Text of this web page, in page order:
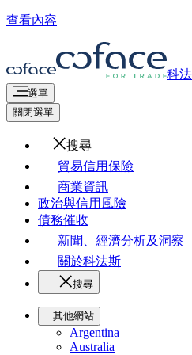
查看內容
科
選單
關閉選單
搜尋
貿易信用保險
商業資訊
政治與信用風險
債務催收
新聞、經濟分析及洞察
關於科法斯
搜尋
其他網站
Argentina
Australia